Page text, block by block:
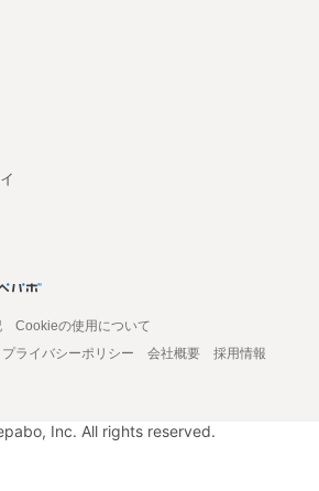
Cookieの使用について
プライバシーポリシー 会社概要
採用情報
Inc. All rights reserved.